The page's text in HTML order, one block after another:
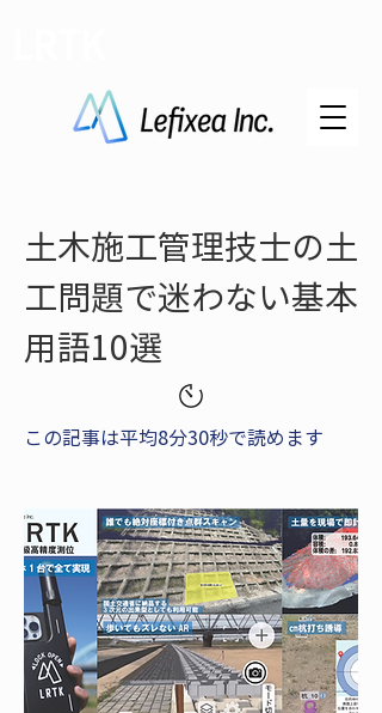
土木施工管理技士の土
工問題で迷わない基本
用語10選
この記事は平均8分30秒で読めます